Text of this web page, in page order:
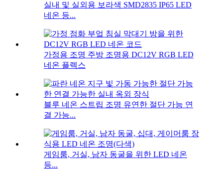
실내 및 실외용 보라색 SMD2835 IP65 LED
네온 등...
가정용 조명 주방 조명용 DC12V RGB LED
네온 플렉스
블루 네온 스트립 조명 유연한 절단 가능 연
결 가능...
게임룸, 거실, 남자 동굴을 위한 LED 네온
등...